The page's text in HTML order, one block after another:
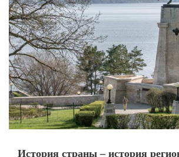
История страны – история